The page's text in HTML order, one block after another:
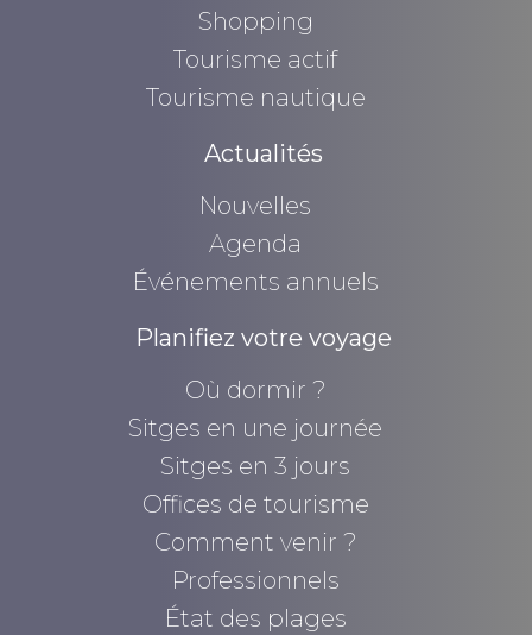
Shopping
Tourisme actif
Tourisme nautique
Actualités
Nouvelles
Agenda
Événements annuels
Planifiez votre voyage
Où dormir ?
Sitges en une journée
Sitges en 3 jours
Offices de tourisme
Comment venir ?
Professionnels
État des plages